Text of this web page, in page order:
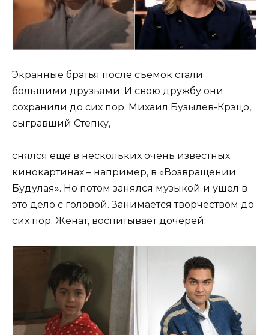
Экранные братья после съемок стали
большими друзьями. И свою дружбу они
сохранили до сих пор. Михаил Бузылев-Крэцо,
сыгравший Степку,
снялся еще в нескольких очень известных
кинокартинах – например, в «Возвращении
Будулая». Но потом занялся музыкой и ушел в
это дело с головой. Занимается творчеством до
сих пор. Женат, воспитывает дочерей.